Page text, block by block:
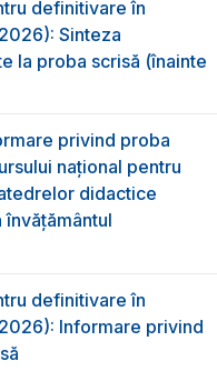
definitivare în
Sinteza
la proba scrisă (înainte
privind proba
național pentru
didactice
definitivare în
Informare privind